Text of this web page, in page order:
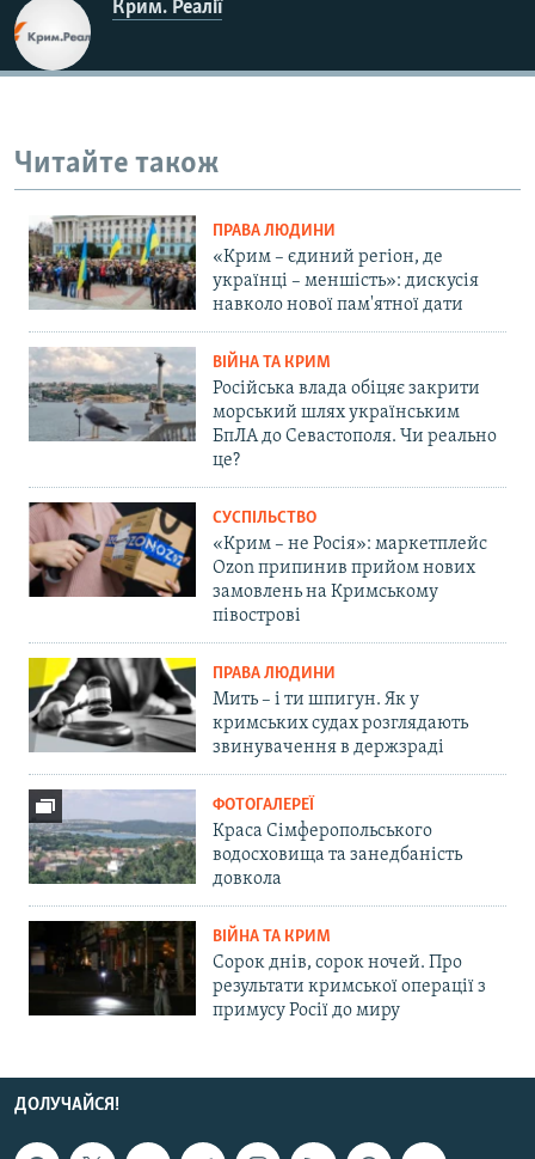
Крим. Реалії
Читайте також
ПРАВА ЛЮДИНИ
«Крим – єдиний регіон, де
українці – меншість»: дискусія
навколо нової пам'ятної дати
ВІЙНА ТА КРИМ
Російська влада обіцяє закрити
морський шлях українським
БпЛА до Севастополя. Чи реально
це?
СУСПІЛЬСТВО
«Крим – не Росія»: маркетплейс
Ozon припинив прийом нових
замовлень на Кримському
півострові
ПРАВА ЛЮДИНИ
Мить – і ти шпигун. Як у
кримських судах розглядають
звинувачення в держзраді
ФОТОГАЛЕРЕЇ
Краса Сімферопольського
водосховища та занедбаність
довкола
ВІЙНА ТА КРИМ
Сорок днів, сорок ночей. Про
результати кримської операції з
примусу Росії до миру
ДОЛУЧАЙСЯ!